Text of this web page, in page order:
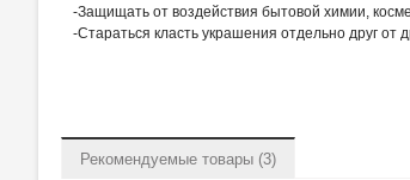
-Защищать от воздействия бытовой химии,
-Стараться класть украшения отдельно друг от
Рекомендуемые товары (3)